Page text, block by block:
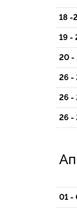
18 -
19 -
20 -
26 -
26 -
26 -
01 -